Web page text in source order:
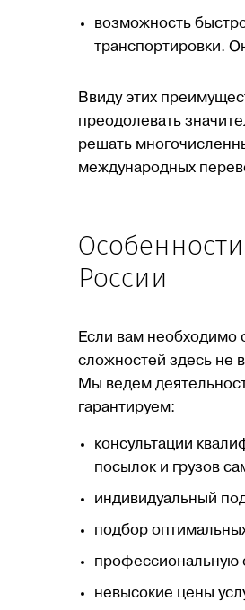
возможность
транспортировки.
Ввиду этих
преодолевать
решать
международных
России
Если вам необходимо
сложностей здесь не
Мы ведем
гарантируем:
консультации
посылок и грузов
индивидуальный
подбор
профессиональную
невысокие цены